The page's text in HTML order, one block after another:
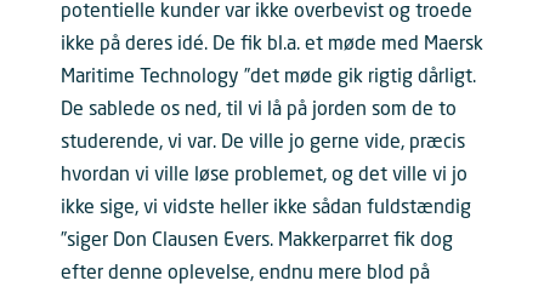
potentielle kunder var ikke overbevist og troede
ikke på deres idé. De fik bl.a. et møde med Maersk
Maritime Technology ”det møde gik rigtig dårligt.
De sablede os ned, til vi lå på jorden som de to
studerende, vi var. De ville jo gerne vide, præcis
hvordan vi ville løse problemet, og det ville vi jo
ikke sige, vi vidste heller ikke sådan fuldstændig
”siger Don Clausen Evers. Makkerparret fik dog
efter denne oplevelse, endnu mere blod på